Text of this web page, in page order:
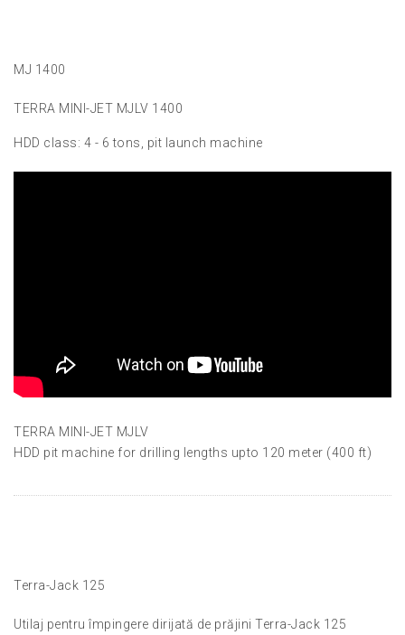
MJ 1400
TERRA MINI-JET MJLV 1400
HDD class: 4 - 6 tons, pit launch machine
TERRA MINI-JET MJLV
HDD pit machine for drilling lengths upto 120 meter (400 ft)
Terra-Jack 125
Utilaj pentru împingere dirijată de prăjini Terra-Jack 125